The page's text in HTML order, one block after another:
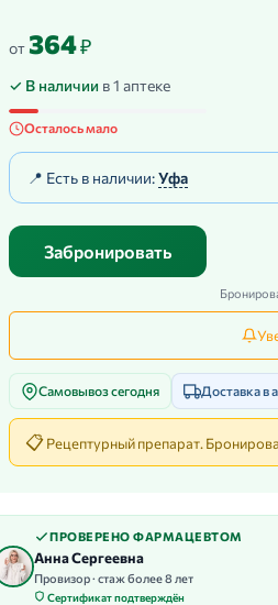
от364₽
✓ В наличии в 1 аптеке
Осталось мало
📍 Есть в наличии:Уфа
Забронировать
Самовывоз сегодня Доставка в
📋Рецептурный препарат.
ПРОВЕРЕНО ФАРМАЦЕВТОМ
Анна Сергеевна
Провизор · стаж более 8 лет
Сертификат подтверждён